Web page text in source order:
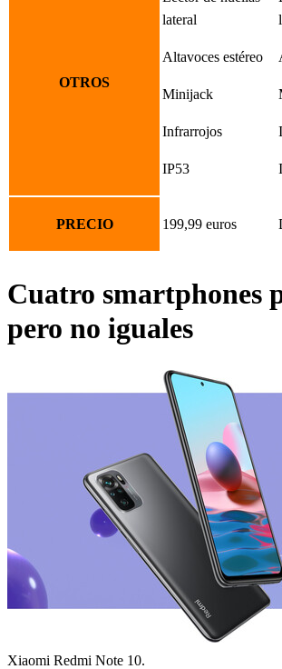
OTROS
lateral
Altavoces estéreo
Minijack
Infrarrojos
IP53
PRECIO 199,99 euros
Cuatro smartphones
pero no iguales
Xiaomi Redmi Note 10.